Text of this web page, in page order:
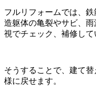
フルリフォームでは、
造躯体の亀裂やサビ、
視でチェック、補修して
そうすることで、建て
様に戻せます。